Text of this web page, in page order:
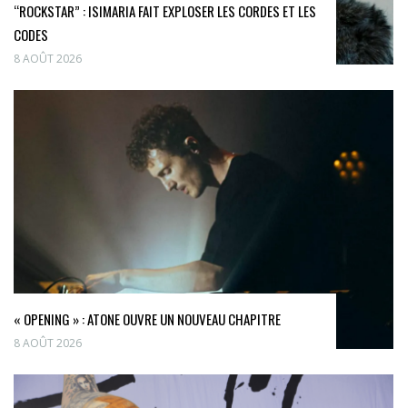
“ROCKSTAR” : ISIMARIA FAIT EXPLOSER LES CORDES ET LES
CODES
8 AOÛT 2026
« OPENING » : ATONE OUVRE UN NOUVEAU CHAPITRE
8 AOÛT 2026